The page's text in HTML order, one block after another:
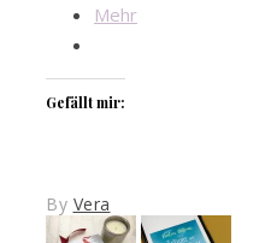
Mehr
Gefällt mir:
By Vera